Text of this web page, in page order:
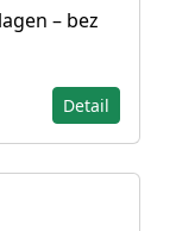
– bez
Detail